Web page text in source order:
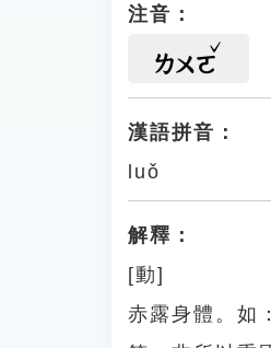
注音：
ㄌㄨㄛ
漢語拼音：
luǒ
解釋：
[動]
赤露身體。如